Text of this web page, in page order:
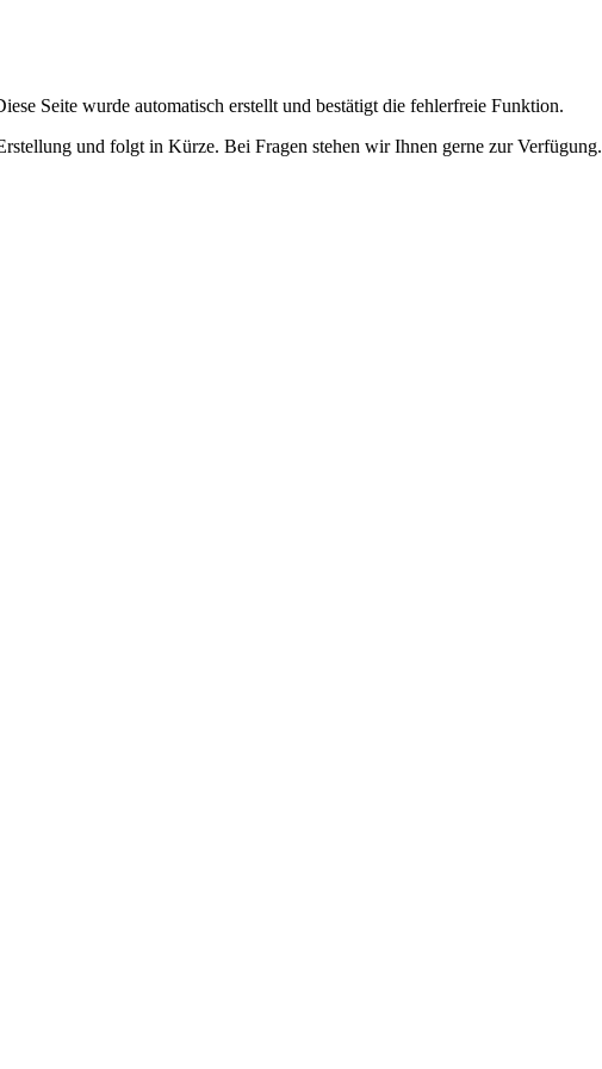
Seite wurde automatisch erstellt und bestätigt die fehlerfreie Funktion.
und folgt in Kürze. Bei Fragen stehen wir Ihnen gerne zur Verfügung.